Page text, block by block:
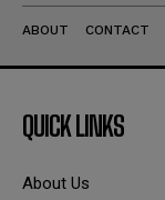
ABOUT CONTACT
QUICK LINKS
About Us